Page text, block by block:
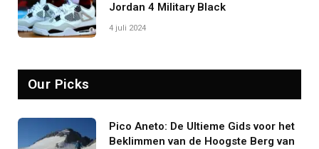
Jordan 4 Military Black
4 juli 2024
Our Picks
Pico Aneto: De Ultieme Gids voor het
Beklimmen van de Hoogste Berg van